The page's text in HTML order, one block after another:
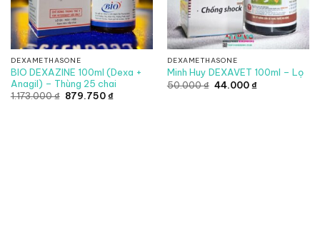
DEXAMETHASONE
BIO DEXAZINE 100ml (Dexa +
Anagil) – Thùng 25 chai
1.173.000₫ Giá
879.750₫Giá
DEXAMETHASONE
Minh Huy DEXAVET 100ml – Lọ
50.000₫ Giá
44.000₫Giá